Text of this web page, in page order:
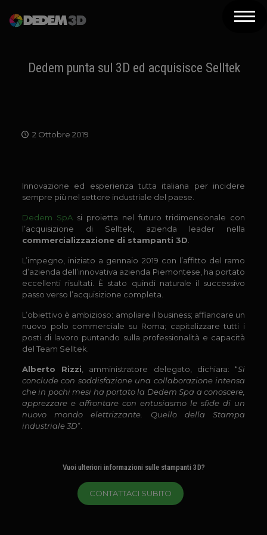
Prodotti
Contatti
Newsletter
Dedem punta sul 3D ed acquisisce Selltek
2 Ottobre 2019
Innovazione ed esperienza tutta italiana per incidere
sempre più nel settore industriale del paese.
Dedem SpA si proietta nel futuro tridimensionale con
l’acquisizione di Selltek, azienda leader nella
commercializzazione di stampanti 3D
L’impegno, iniziato a gennaio 2019 con l’affitto del ramo
d’azienda dell’innovativa azienda Piemontese, ha portato
eccellenti risultati. È stato quindi naturale il successivo
passo verso l’acquisizione completa.
L’obiettivo è ambizioso: ampliare il business; affiancare un
nuovo polo commerciale su Roma; capitalizzare tutti i
posti di lavoro puntando sulla professionalità e capacità
del Team Selltek.
Alberto Rizzi , amministratore delegato, dichiara: “Si
conclude con soddisfazione una collaborazione intensa
che in pochi mesi ha portato la Dedem Spa a conoscere,
apprezzare e affrontare con entusiasmo le sfide di un
nuovo mondo elettrizzante. Quello della Stampa
industriale 3D”.
Vuoi ulteriori informazioni sulle stampanti 3D?
CONTATTACI SUBITO